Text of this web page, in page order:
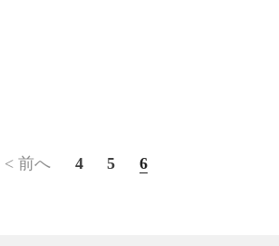
< 前へ 4 5 6